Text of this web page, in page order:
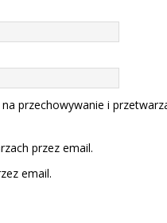
przechowywanie i
przez email.
email.